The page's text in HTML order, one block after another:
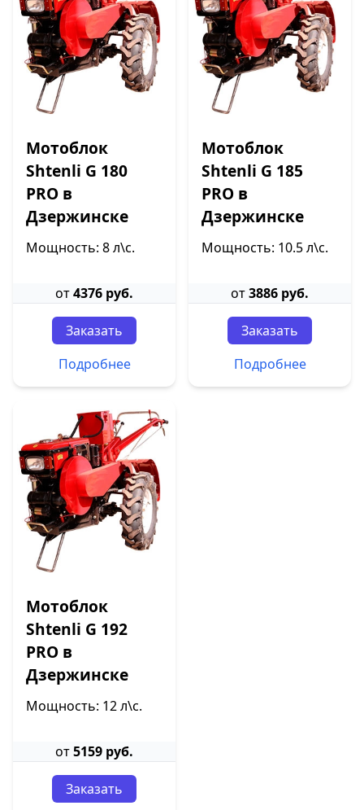
Мотоблок
Shtenli G 180
PRO в
Дзержинске
Мощность: 8 л\с.
от4376 руб.
Заказать
Подробнее
Мотоблок
Shtenli G 185
PRO в
Дзержинске
Мощность: 10.5 л\с.
от3886 руб.
Заказать
Подробнее
Мотоблок
Shtenli G 192
PRO в
Дзержинске
Мощность: 12 л\с.
от5159 руб.
Заказать